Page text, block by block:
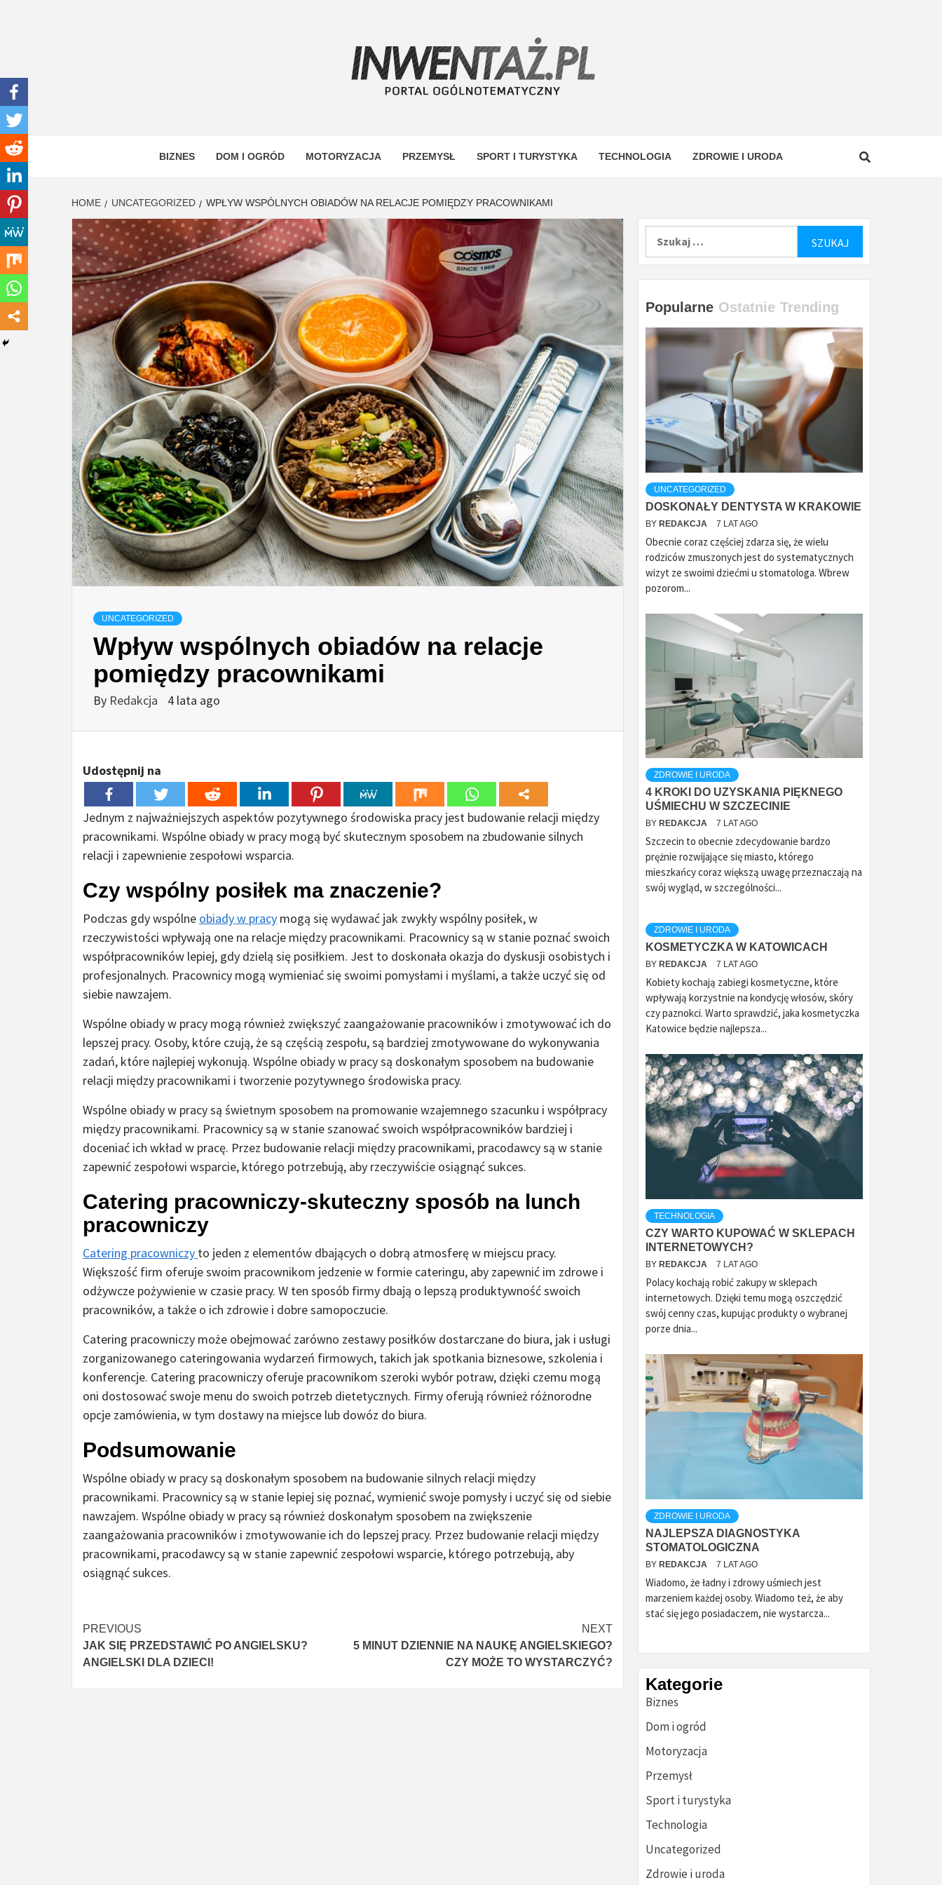
INWENTAŻ
BIZNES DOM I OGRÓD MOTORYZACJA PRZEMYSŁ SPORT I TURYSTYKA TECHNOLOGIA ZDROWIE I URODA
HOME UNCATEGORIZED WPŁYW WSPÓLNYCH OBIADÓW NA RELACJE POMIĘDZY PRACOWNIKAMI
UNCATEGORIZED
Wpływ wspólnych obiadów na relacje
pomiędzy pracownikami
By Redakcja 4 lata ago
Udostępnij na
Jednym z najważniejszych aspektów pozytywnego środowiska pracy jest budowanie relacji między
pracownikami. Wspólne obiady w pracy mogą być skutecznym sposobem na zbudowanie silnych
relacji i zapewnienie zespołowi wsparcia.
Czy wspólny posiłek ma znaczenie?
Podczas gdy wspólne obiady w pracy mogą się wydawać jak zwykły wspólny posiłek, w
rzeczywistości wpływają one na relacje między pracownikami. Pracownicy są w stanie poznać swoich
współpracowników lepiej, gdy dzielą się posiłkiem. Jest to doskonała okazja do dyskusji osobistych i
profesjonalnych. Pracownicy mogą wymieniać się swoimi pomysłami i myślami, a także uczyć się od
siebie nawzajem.
Wspólne obiady w pracy mogą również zwiększyć zaangażowanie pracowników i zmotywować ich do
lepszej pracy. Osoby, które czują, że są częścią zespołu, są bardziej zmotywowane do wykonywania
zadań, które najlepiej wykonują. Wspólne obiady w pracy są doskonałym sposobem na budowanie
relacji między pracownikami i tworzenie pozytywnego środowiska pracy.
Wspólne obiady w pracy są świetnym sposobem na promowanie wzajemnego szacunku i współpracy
między pracownikami. Pracownicy są w stanie szanować swoich współpracowników bardziej i
doceniać ich wkład w pracę. Przez budowanie relacji między pracownikami, pracodawcy są w stanie
zapewnić zespołowi wsparcie, którego potrzebują, aby rzeczywiście osiągnąć sukces.
Catering pracowniczy-skuteczny sposób na lunch
pracowniczy
Catering pracowniczy to jeden z elementów dbających o dobrą atmosferę w miejscu pracy.
Większość firm oferuje swoim pracownikom jedzenie w formie cateringu, aby zapewnić im zdrowe i
odżywcze pożywienie w czasie pracy. W ten sposób firmy dbają o lepszą produktywność swoich
pracowników, a także o ich zdrowie i dobre samopoczucie.
Catering pracowniczy może obejmować zarówno zestawy posiłków dostarczane do biura, jak i usługi
zorganizowanego cateringowania wydarzeń firmowych, takich jak spotkania biznesowe, szkolenia i
konferencje. Catering pracowniczy oferuje pracownikom szeroki wybór potraw, dzięki czemu mogą
oni dostosować swoje menu do swoich potrzeb dietetycznych. Firmy oferują również różnorodne
opcje zamówienia, w tym dostawy na miejsce lub dowóz do biura.
Podsumowanie
Wspólne obiady w pracy są doskonałym sposobem na budowanie silnych relacji między
pracownikami. Pracownicy są w stanie lepiej się poznać, wymienić swoje pomysły i uczyć się od siebie
nawzajem. Wspólne obiady w pracy są również doskonałym sposobem na zwiększenie
zaangażowania pracowników i zmotywowanie ich do lepszej pracy. Przez budowanie relacji między
pracownikami, pracodawcy są w stanie zapewnić zespołowi wsparcie, którego potrzebują, aby
osiągnąć sukces.
Czytaj
więcej
PREVIOUS
JAK SIĘ PRZEDSTAWIĆ PO ANGIELSKU?
ANGIELSKI DLA DZIECI!
NEXT
5 MINUT DZIENNIE NA NAUKĘ ANGIELSKIEGO?
CZY MOŻE TO WYSTARCZYĆ?
Popularne Ostatnie Trending
UNCATEGORIZED
DOSKONAŁY DENTYSTA W KRAKOWIE
BY REDAKCJA 7 LAT AGO
Obecnie coraz częściej zdarza się, że wielu
rodziców zmuszonych jest do systematycznych
wizyt ze swoimi dziećmi u stomatologa. Wbrew
pozorom...
ZDROWIE I URODA
4 KROKI DO UZYSKANIA PIĘKNEGO
UŚMIECHU W SZCZECINIE
BY REDAKCJA 7 LAT AGO
Szczecin to obecnie zdecydowanie bardzo
prężnie rozwijające się miasto, którego
mieszkańcy coraz większą uwagę przeznaczają na
swój wygląd, w szczególności...
ZDROWIE I URODA
KOSMETYCZKA W KATOWICACH
BY REDAKCJA 7 LAT AGO
Kobiety kochają zabiegi kosmetyczne, które
wpływają korzystnie na kondycję włosów, skóry
czy paznokci. Warto sprawdzić, jaka kosmetyczka
Katowice będzie najlepsza...
TECHNOLOGIA
CZY WARTO KUPOWAĆ W SKLEPACH
INTERNETOWYCH?
BY REDAKCJA 7 LAT AGO
Polacy kochają robić zakupy w sklepach
internetowych. Dzięki temu mogą oszczędzić
swój cenny czas, kupując produkty o wybranej
porze dnia...
ZDROWIE I URODA
NAJLEPSZA DIAGNOSTYKA
STOMATOLOGICZNA
BY REDAKCJA 7 LAT AGO
Wiadomo, że ładny i zdrowy uśmiech jest
marzeniem każdej osoby. Wiadomo też, że aby
stać się jego posiadaczem, nie wystarcza...
Kategorie
Biznes
Dom i ogród
Motoryzacja
Przemysł
Sport i turystyka
Technologia
Uncategorized
Zdrowie i uroda